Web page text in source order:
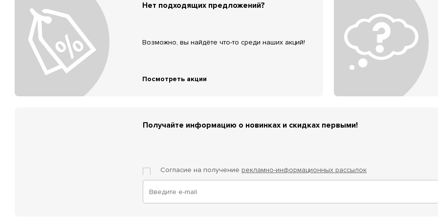
Нет подходящих предложений?
Возможно, вы найдёте что-то среди наших акций!
Посмотреть акции
Получайте информацию о новинках и скидках первыми!
Согласие на получение рекламно-информационных рассылок